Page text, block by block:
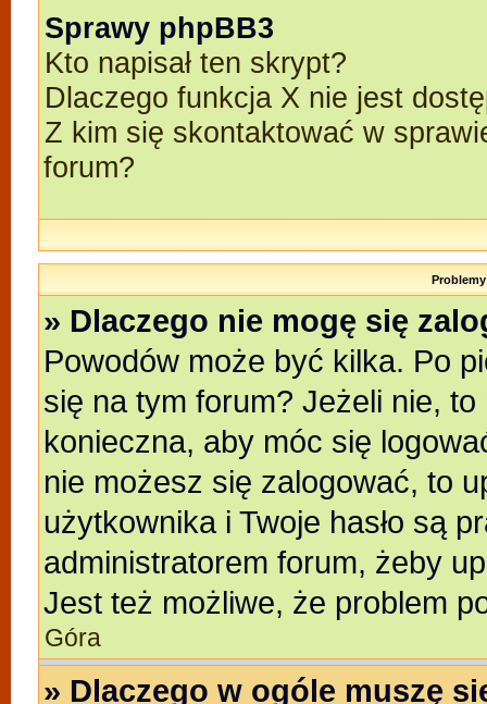
Sprawy phpBB3
Kto napisał ten skrypt?
Dlaczego funkcja X nie jest
Z kim się skontaktować w
forum?
» Dlaczego nie mogę się
Powodów może być kilka. Po
się na tym forum? Jeżeli nie,
konieczna, aby móc się
nie możesz się zalogować, to
użytkownika i Twoje hasło są
administratorem forum, żeby
Jest też możliwe, że problem
Góra
» Dlaczego w ogóle muszę